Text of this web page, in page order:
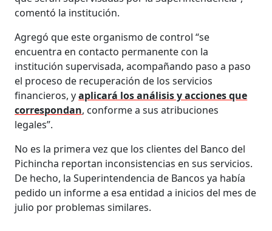
comentó la institución.
Agregó que este organismo de control “se
encuentra en contacto permanente con la
institución supervisada, acompañando paso a paso
el proceso de recuperación de los servicios
financieros, yaplicará los análisis y acciones que
correspondan, conforme a sus atribuciones
legales”.
No es la primera vez que los clientes del Banco del
Pichincha reportan inconsistencias en sus servicios.
De hecho, la Superintendencia de Bancos ya había
pedido un informe a esa entidad a inicios del mes de
julio por problemas similares.